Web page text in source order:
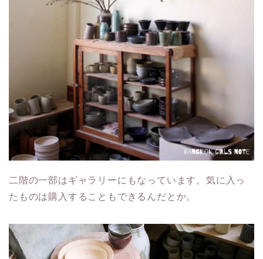
二階の一部はギャラリーにもなっています。気に入っ
たものは購入することもできるんだとか。